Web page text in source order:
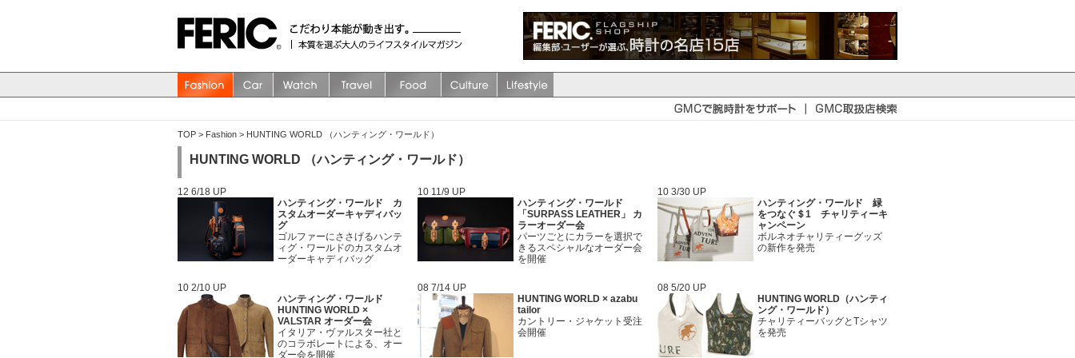
TOP > Fashion > HUNTING WORLD （ハンティング・ワールド）
HUNTING WORLD （ハンティング・ワールド）
12 6/18 UP
ハンティング・ワールド カ
スタムオーダーキャディバッ
グ
ゴルファーにささげるハンテ
ィグ・ワールドのカスタムオ
ーダーキャディバッグ
10 11/9 UP
ハンティング・ワールド
「SURPASS LEATHER」 カ
ラーオーダー会
パーツごとにカラーを選択で
きるスペシャルなオーダー会
を開催
10 3/30 UP
ハンティング・ワールド 緑
をつなぐ＄1 チャリティーキ
ャンペーン
ボルネオチャリティーグッズ
の新作を発売
10 2/10 UP
ハンティング・ワールド
HUNTING WORLD ×
VALSTAR オーダー会
イタリア・ヴァルスター社と
のコラボレートによる、オー
ダー会を開催
08 7/14 UP
HUNTING WORLD × azabu
tailor
カントリー・ジャケット受注
会開催
08 5/20 UP
HUNTING WORLD（ハンティ
ング・ワールド）
チャリティーバッグとTシャツ
を発売